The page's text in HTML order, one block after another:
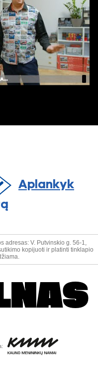
Aplankyk
adresas: V. Putvinskio g. 56-1,
kopijuoti ir platinti tinklapio